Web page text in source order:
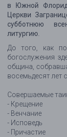
в Южной
Церкви
субботнюю
литургию.
До того, как
богослужения
община,
восемьдесят лет
Совершаемые
- Крещение
- Венчание
- Исповедь
- Причастие